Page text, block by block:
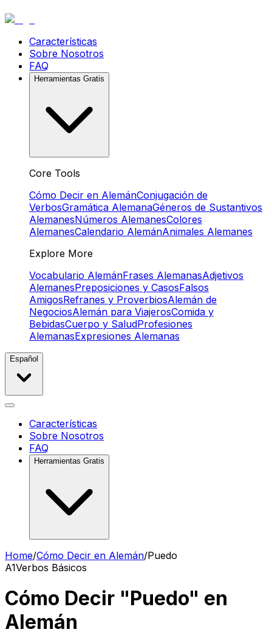
Características
Sobre Nosotros
FAQ
Herramientas Gratis
Core Tools
Cómo Decir en AlemánConjugación de
VerbosGramática AlemanaGéneros de Sustantivos
AlemanesNúmeros AlemanesColores
AlemanesCalendario AlemánAnimales Alemanes
Explore More
Vocabulario AlemánFrases AlemanasAdjetivos
AlemanesPreposiciones y CasosFalsos
AmigosRefranes y ProverbiosAlemán de
NegociosAlemán para ViajerosComida y
BebidasCuerpo y SaludProfesiones
AlemanasExpresiones Alemanas
Español
Características
Sobre Nosotros
FAQ
Herramientas Gratis
Home/Cómo Decir en Alemán/Puedo
A1Verbos Básicos
Cómo Decir "Puedo" en
Alemán